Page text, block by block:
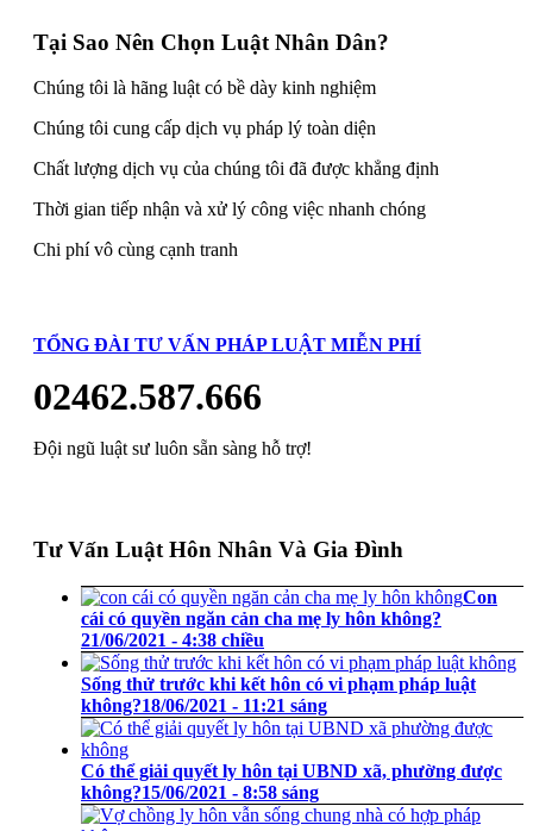
Tại Sao Nên Chọn Luật Nhân Dân?
Chúng tôi là hãng luật có bề dày kinh nghiệm
Chúng tôi cung cấp dịch vụ pháp lý toàn diện
Chất lượng dịch vụ của chúng tôi đã được khẳng định
Thời gian tiếp nhận và xử lý công việc nhanh chóng
Chi phí vô cùng cạnh tranh
TỔNG ĐÀI TƯ VẤN PHÁP LUẬT MIỄN PHÍ
02462.587.666
Đội ngũ luật sư luôn sẵn sàng hỗ trợ!
Tư Vấn Luật Hôn Nhân Và Gia Đình
Con
cái có quyền ngăn cản cha mẹ ly hôn không?
21/06/2021 - 4:38 chiều
Sống thử trước khi kết hôn có vi phạm pháp luật
không?18/06/2021 - 11:21 sáng
Có thể giải quyết ly hôn tại UBND xã, phường được
không?15/06/2021 - 8:58 sáng